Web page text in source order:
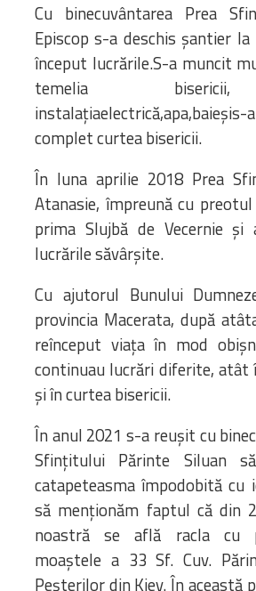
Cu binecuvântarea Prea
Episcop s-a deschis șantier
început lucrările.S-a muncit
temelia
complet curtea bisericii.
În luna aprilie 2018 Prea
Atanasie, împreună cu
prima Slujbă de Vecernie și
lucrările săvârșite.
Cu ajutorul Bunului
provincia Macerata, după
reînceput viața în mod
continuau lucrări diferite,
și în curtea bisericii.
În anul 2021 s-a reușit cu
Sfințitului Părinte Siluan
catapeteasma împodobită cu
să menționăm faptul că din
noastră se află racla cu
moaștele a 33 Sf. Cuv.
Peșterilor din Kiev. În această